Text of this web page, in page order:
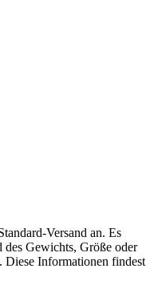
Versand an. Es
Gewichts, Größe oder
Diese Informationen findest